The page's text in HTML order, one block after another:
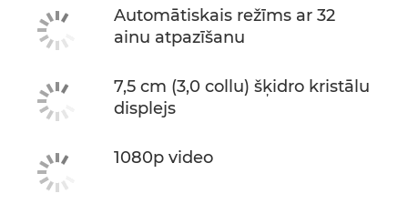
Automātiskais režīms ar 32
ainu atpazīšanu
7,5 cm (3,0 collu) šķidro kristālu
displejs
1080p video